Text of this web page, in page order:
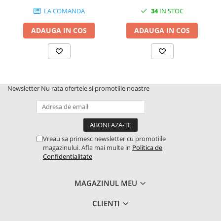
2.2.1. Administrare Dejectii
2.2.2. Administrare gunoi grajd
2.3. Erbicidare & Irigare
2.3.2. Irigare
2.4. Utilaje de recoltare
2.4.1. Piese Cositoare
2.4.2. Piese Greble
2.4.3. Prese de Balotat
LA COMANDA
ADAUGA IN COS
34IN STOC
ADAUGA IN COS
Newsletter Nu rata ofertele si promotiile noastre
Vreau sa primesc newsletter cu promotiile
magazinului. Afla mai multe in Politica de
Confidentialitate
MAGAZINUL MEU
CLIENTI